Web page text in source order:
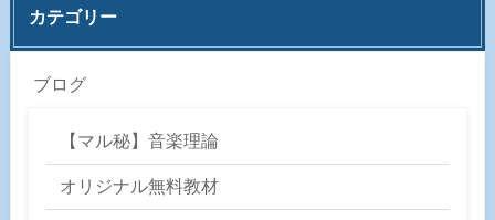
カテゴリー
ブログ
【マル秘】音楽理論
オリジナル無料教材